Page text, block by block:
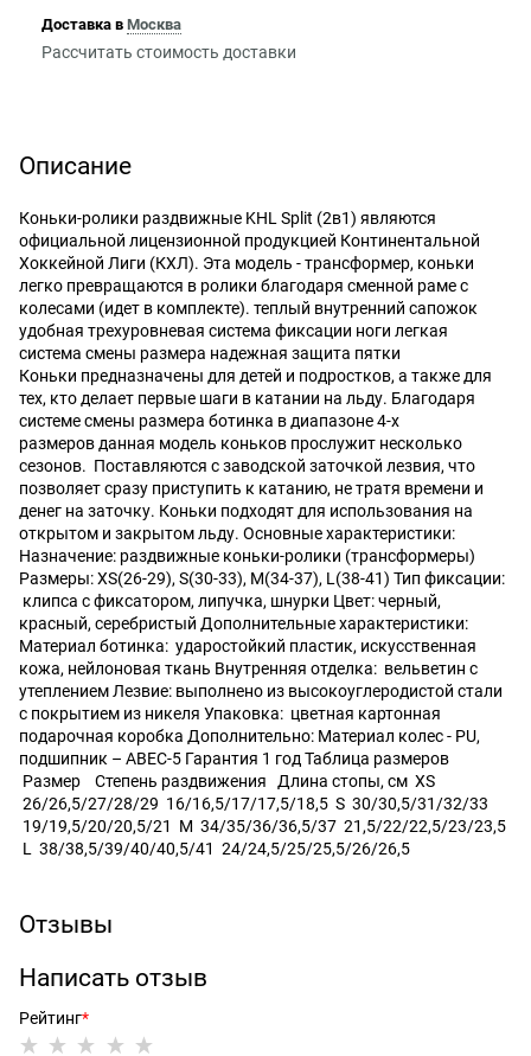
Доставка в Москва
Рассчитать стоимость доставки
Описание
Коньки-ролики раздвижные KHL Split (2в1) являются
официальной лицензионной продукцией Континентальной
Хоккейной Лиги (КХЛ). Эта модель - трансформер, коньки
легко превращаются в ролики благодаря сменной раме с
колесами (идет в комплекте). теплый внутренний сапожок
удобная трехуровневая система фиксации ноги легкая
система смены размера надежная защита пятки
Коньки предназначены для детей и подростков, а также для
тех, кто делает первые шаги в катании на льду. Благодаря
системе смены размера ботинка в диапазоне 4-х
размеров данная модель коньков прослужит несколько
сезонов. Поставляются с заводской заточкой лезвия, что
позволяет сразу приступить к катанию, не тратя времени и
денег на заточку. Коньки подходят для использования на
открытом и закрытом льду. Основные характеристики:
Назначение: раздвижные коньки-ролики (трансформеры)
Размеры: XS(26-29), S(30-33), M(34-37), L(38-41) Тип фиксации:
клипса с фиксатором, липучка, шнурки Цвет: черный,
красный, серебристый Дополнительные характеристики:
Материал ботинка: ударостойкий пластик, искусственная
кожа, нейлоновая ткань Внутренняя отделка: вельветин с
утеплением Лезвие: выполнено из высокоуглеродистой стали
с покрытием из никеля Упаковка: цветная картонная
подарочная коробка Дополнительно: Материал колес - PU,
подшипник – ABEC-5 Гарантия 1 год Таблица размеров
Размер Степень раздвижения Длина стопы, см XS
26/26,5/27/28/29 16/16,5/17/17,5/18,5 S 30/30,5/31/32/33
19/19,5/20/20,5/21 M 34/35/36/36,5/37 21,5/22/22,5/23/23,5
L 38/38,5/39/40/40,5/41 24/24,5/25/25,5/26/26,5
Отзывы
Написать отзыв
Рейтинг